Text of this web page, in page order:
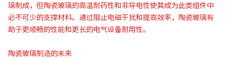
璃制成，但陶瓷玻璃的高温耐药性和非导电性使其成为此类组件中
必不可少的支撑材料。通过阻止电磁干扰和提高效率，陶瓷玻璃有
助于更顺畅的性能和更长的电气设备耐用性。
陶瓷玻璃制造的未来